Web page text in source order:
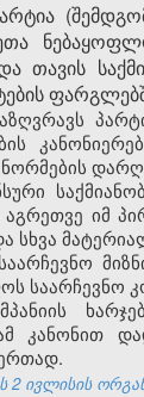
თავის
იმ
სხვა
კანონით
ერთად.
2 ივლისის